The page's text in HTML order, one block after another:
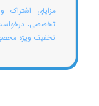
مزایای اشتراک
تخصصی، درخواست
تخفیف ویژه